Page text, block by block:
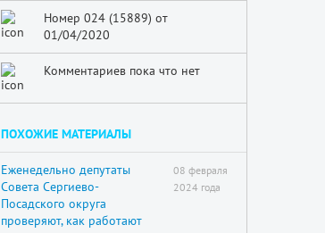
Номер 024 (15889) от
01/04/2020
Комментариев пока что нет
ПОХОЖИЕ МАТЕРИАЛЫ
Еженедельно депутаты
Совета Сергиево-
Посадского округа
проверяют, как работают
08 февраля
2024 года